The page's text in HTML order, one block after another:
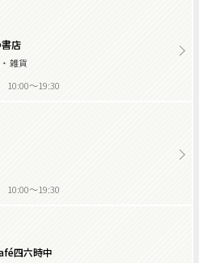
店
雑貨
10:00～19:30
10:00～19:30
四六時中